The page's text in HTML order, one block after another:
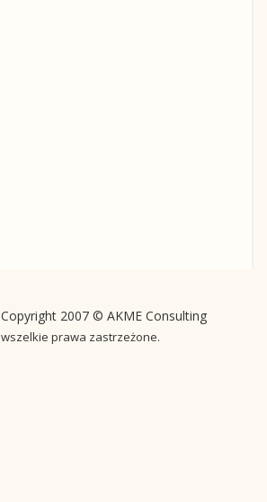
Copyright 2007 © AKME Consulting
wszelkie prawa zastrzeżone.